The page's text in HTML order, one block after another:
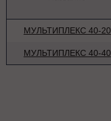
МУЛЬТИПЛЕКС 40-20
МУЛЬТИПЛЕКС 40-40